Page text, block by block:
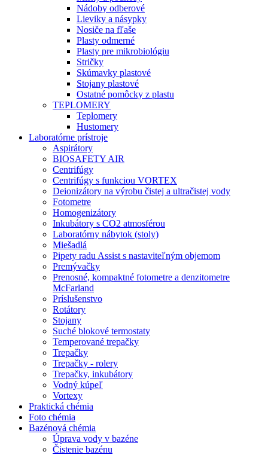
Nádoby odberové
Lieviky a násypky
Nosiče na fľaše
Plasty odmerné
Plasty pre mikrobiológiu
Stričky
Skúmavky plastové
Stojany plastové
Ostatné pomôcky z plastu
TEPLOMERY
Teplomery
Hustomery
Laboratórne prístroje
Aspirátory
BIOSAFETY AIR
Centrifúgy
Centrifúgy s funkciou VORTEX
Deionizátory na výrobu čistej a ultračistej vody
Fotometre
Homogenizátory
Inkubátory s CO2 atmosférou
Laboratórny nábytok (stoly)
Miešadlá
Pipety radu Assist s nastaviteľným objemom
Premývačky
Prenosné, kompaktné fotometre a denzitometre
McFarland
Príslušenstvo
Rotátory
Stojany
Suché blokové termostaty
Temperované trepačky
Trepačky
Trepačky - rolery
Trepačky, inkubátory
Vodný kúpeľ
Vortexy
Praktická chémia
Foto chémia
Bazénová chémia
Úprava vody v bazéne
Čistenie bazénu